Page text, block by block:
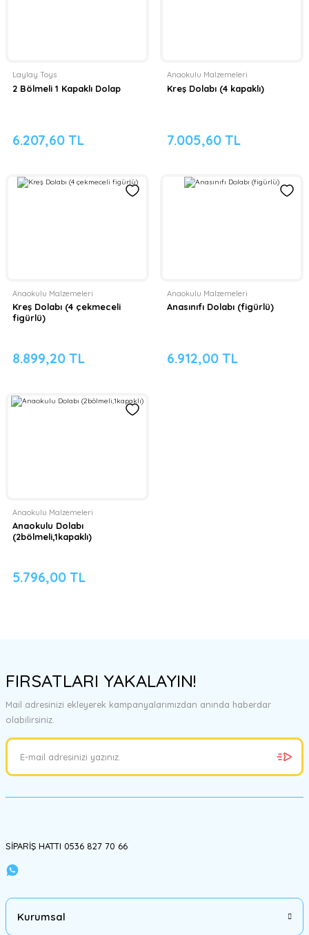
Laylay Toys
2 Bölmeli 1 Kapaklı Dolap
6.207,60 TL
Anaokulu Malzemeleri
Kreş Dolabı (4 kapaklı)
7.005,60 TL
Anaokulu Malzemeleri
Kreş Dolabı (4 çekmeceli
figürlü)
8.899,20 TL
Anaokulu Malzemeleri
Anasınıfı Dolabı (figürlü)
6.912,00 TL
Anaokulu Malzemeleri
Anaokulu Dolabı
(2bölmeli,1kapaklı)
5.796,00 TL
FIRSATLARI YAKALAYIN!
Mail adresinizi ekleyerek kampanyalarımızdan anında haberdar
olabilirsiniz.
SİPARİŞ HATTI 0536 827 70 66
Kurumsal